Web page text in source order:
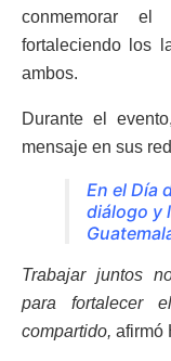
conmemorar
fortaleciendo los
ambos.
Durante el
mensaje en sus
En el Día
diálogo y
Trabajar juntos
para fortalecer
compartido, afirmó